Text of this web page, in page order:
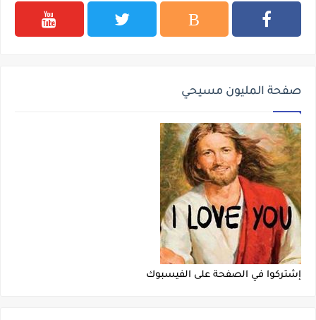
صفحة المليون مسيحي
إشتركوا في الصفحة على الفيسبوك